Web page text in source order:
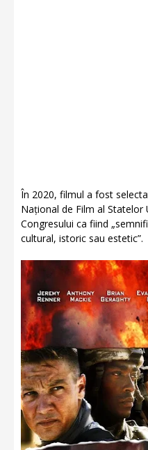
În 2020, filmul a fost
Național de Film al Statelor
Congresului ca fiind
cultural, istoric sau estetic”.